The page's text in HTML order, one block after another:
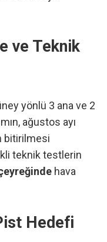
ve Teknik
yönlü 3 ana ve 2
ağustos ayı
bitirilmesi
teknik testlerin
hava
Hedefi